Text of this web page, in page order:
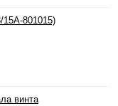
15A-801015)
винта